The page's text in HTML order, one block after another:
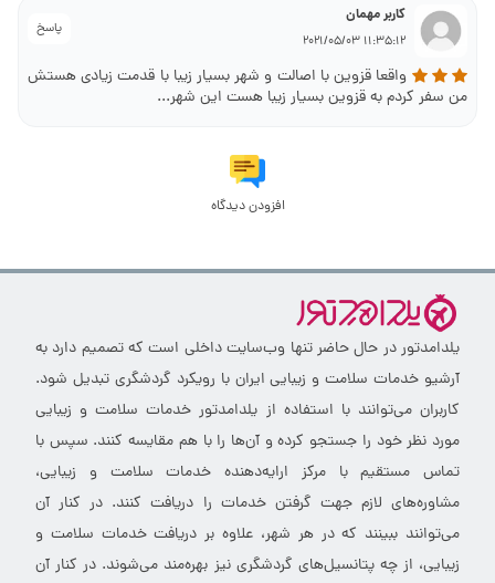
پاسخ
کاربر مهمان
11:35:12 2021/05/03
واقعا قزوین با اصالت و شهر بسیار زیبا با قدمت زیادی هستش
من سفر کردم به قزوین بسیار زیبا هست این شهر...
افزودن دیدگاه
یلدامدتور در حال حاضر تنها وب‌سایت داخلی است که تصمیم دارد به
آرشیو خدمات سلامت و زیبایی ایران با رویکرد گردشگری تبدیل شود.
کاربران می‌توانند با استفاده از یلدامدتور خدمات سلامت و زیبایی
مورد نظر خود را جستجو کرده و آن‌ها را با هم مقایسه کنند. سپس با
تماس مستقیم با مرکز ارایه‌دهنده خدمات سلامت و زیبایی،
مشاوره‌های لازم جهت گرفتن خدمات را دریافت کنند. در کنار آن
می‌توانند ببینند که در هر شهر، علاوه بر دریافت خدمات سلامت و
زیبایی، از چه پتانسیل‌های گردشگری نیز بهره‌مند می‌شوند. در کنار آن